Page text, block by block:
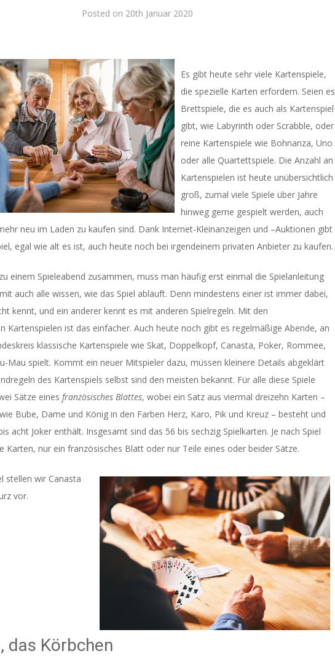
Posted on 20th Januar 2020
Es gibt heute sehr viele Kartenspiele,
die spezielle Karten erfordern. Seien es
Brettspiele, die es auch als Kartenspiel
gibt, wie Labyrinth oder Scrabble, oder
reine Kartenspiele wie Bohnanza, Uno
oder alle Quartettspiele. Die Anzahl an
Kartenspielen ist heute unübersichtlich
groß, zumal viele Spiele über Jahre
hinweg gerne gespielt werden, auch
neu im Laden zu kaufen sind. Dank Internet-Kleinanzeigen und –Auktionen gibt
egal wie alt es ist, auch heute noch bei irgendeinem privaten Anbieter zu kaufen.
einem Spieleabend zusammen, muss man häufig erst einmal die Spielanleitung
auch alle wissen, wie das Spiel abläuft. Denn mindestens einer ist immer dabei,
kennt, und ein anderer kennt es mit anderen Spielregeln. Mit den
Kartenspielen ist das einfacher. Auch heute noch gibt es regelmäßige Abende, an
klassische Kartenspiele wie Skat, Doppelkopf, Canasta, Poker, Rommee,
Mau spielt. Kommt ein neuer Mitspieler dazu, müssen kleinere Details abgeklärt
des Kartenspiels selbst sind den meisten bekannt. Für alle diese Spiele
Sätze eines französisches Blattes, wobei ein Satz aus viermal dreizehn Karten –
Bube, Dame und König in den Farben Herz, Karo, Pik und Kreuz – besteht und
acht Joker enthält. Insgesamt sind das 56 bis sechzig Spielkarten. Je nach Spiel
Karten, nur ein französisches Blatt oder nur Teile eines oder beider Sätze.
stellen wir Canasta
vor.
das Körbchen